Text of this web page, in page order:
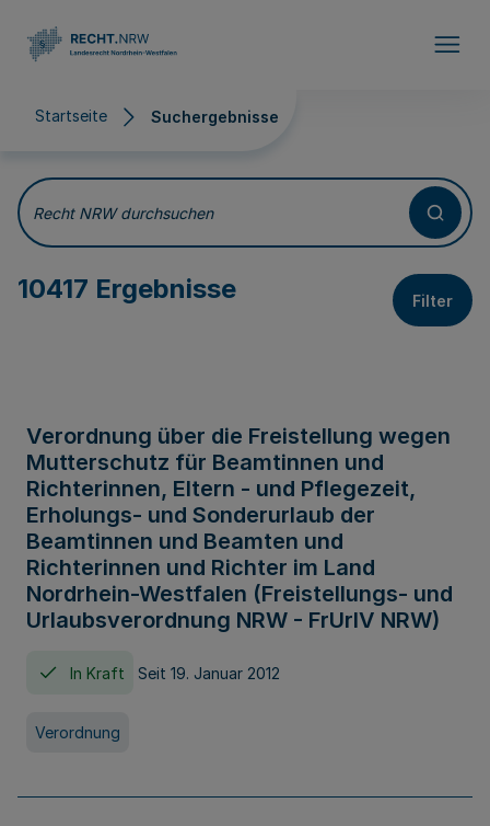
Startseite Suchergebnisse
Suchergebnisse
Recht NRW durchsuchen
10417 Ergebnisse Filter
Verordnung über die Freistellung wegen
Mutterschutz für Beamtinnen und
Richterinnen, Eltern - und Pflegezeit,
Erholungs- und Sonderurlaub der
Beamtinnen und Beamten und
Richterinnen und Richter im Land
Nordrhein-Westfalen (Freistellungs- und
Urlaubsverordnung NRW - FrUrlV NRW)
In Kraft Seit 19. Januar 2012
Verordnung